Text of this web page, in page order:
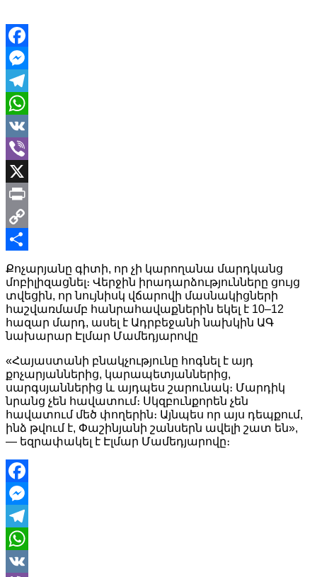
Facebook
Messenger
Telegram
WhatsApp
VK
Viber
X
Print
Copy
Link
Share
Քոչարյանը գիտի, որ չի կարողանա մարդկանց
մոբիլիզացնել։ Վերջին իրադարձությունները ցույց
տվեցին, որ նույնիսկ վճարովի մասնակիցների
հաշվառմամբ հանրահավաքներին եկել է 10–12
հազար մարդ, ասել է Ադրբեջանի նախկին ԱԳ
նախարար Էլմար Մամեդյարովը
«Հայաստանի բնակչությունը հոգնել է այդ
քոչարյաններից, կարապետյաններից,
սարգսյաններից և այդպես շարունակ։ Մարդիկ
նրանց չեն հավատում։ Սկզբունքորեն չեն
հավատում մեծ փողերին։ Այնպես որ այս դեպքում,
ինձ թվում է, Փաշինյանի շանսերն ավելի շատ են»,
— եզրափակել է Էլմար Մամեդյարովը։
Facebook
Messenger
Telegram
WhatsApp